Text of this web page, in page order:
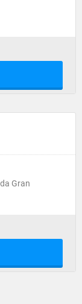
Gran